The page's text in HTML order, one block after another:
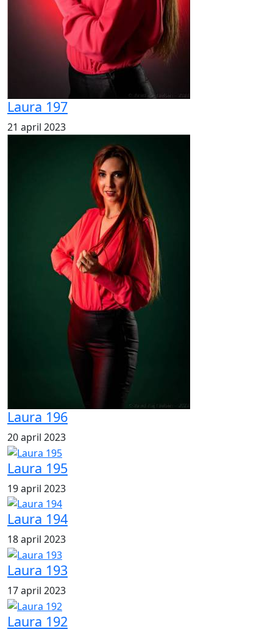
Laura 197
21 april 2023
Laura 196
20 april 2023
Laura 195
19 april 2023
Laura 194
18 april 2023
Laura 193
17 april 2023
Laura 192